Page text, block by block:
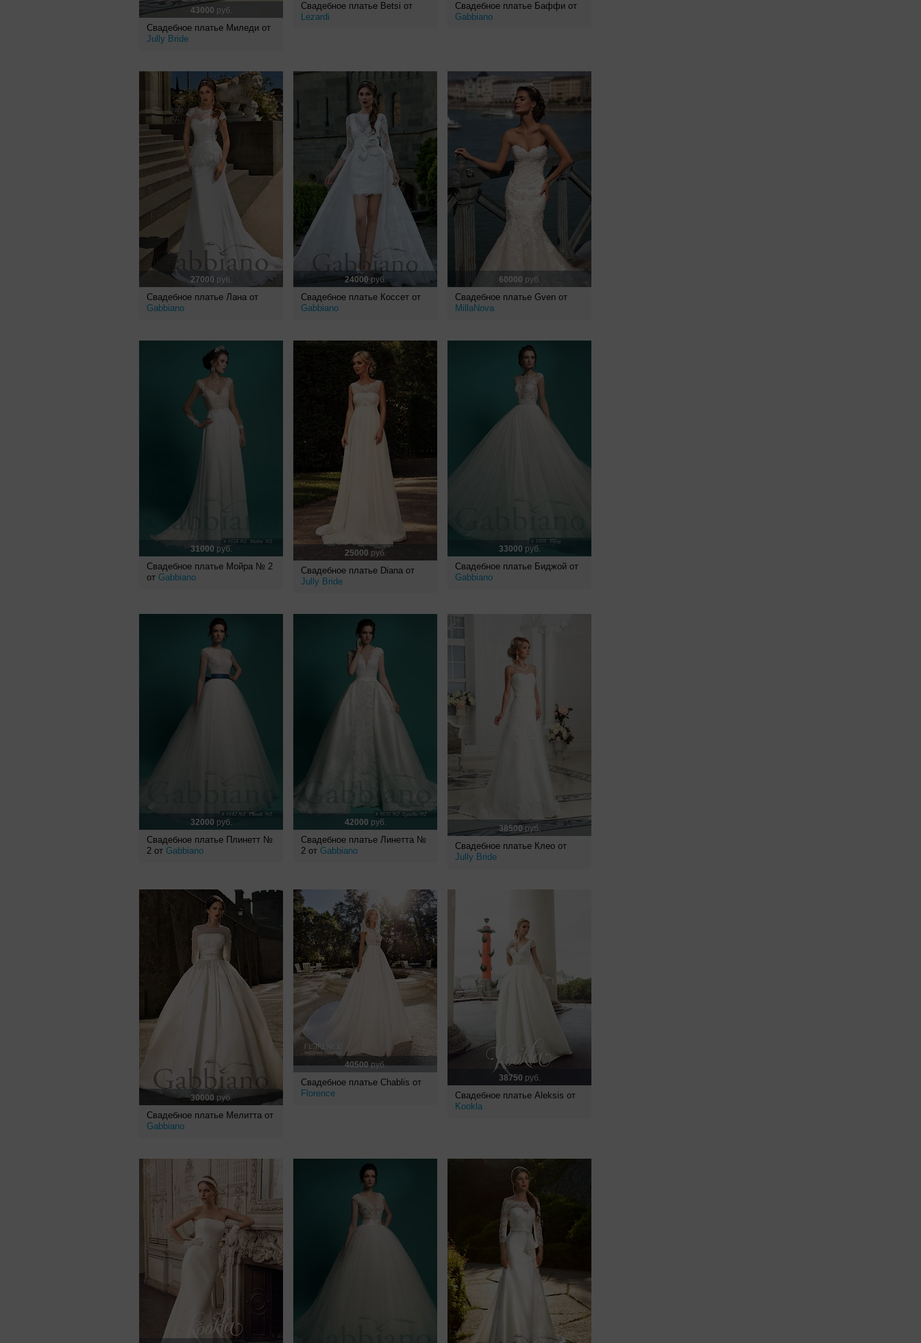
43000 руб.
Свадебное платье Миледи от
Jully Bride
Свадебное платье Betsi от
Lezardi
Свадебное платье Баффи от
Gabbiano
27000 руб.
Свадебное платье Лана от
Gabbiano
24000руб.
Свадебное платье Коссет от
Gabbiano
60000 руб.
Свадебное платье Gven от
MillaNova
31000 руб.
Свадебное платье Мойра № 2
от Gabbiano
25000 руб.
Свадебное платье Diana от
Jully Bride
33000 руб.
Свадебное платье Биджой от
Gabbiano
32000 руб.
Свадебное платье Плинетт №
2 от Gabbiano
42000 руб.
Свадебное платье Линетта №
2 от Gabbiano
38500 руб.
Свадебное платье Клео от
Jully Bride
30000 руб.
Свадебное платье Мелитта от
Gabbiano
40500руб.
Свадебное платье Chablis от
Florence
38750 руб.
Свадебное платье Aleksis от
Kookla